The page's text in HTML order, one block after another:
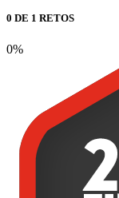
0 DE 1 RETOS
0%